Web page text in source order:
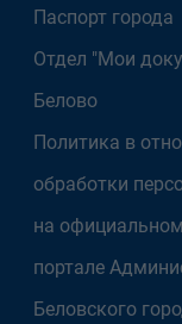
Паспорт города
Отдел "Мои
Белово
Политика в
обработки
на
портале
Беловского